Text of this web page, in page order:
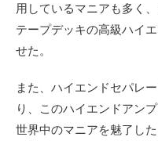
用しているマニアも多く
テープデッキの高級ハイ
せた。
また、ハイエンドセパレ
り、このハイエンドアン
世界中のマニアを魅了した